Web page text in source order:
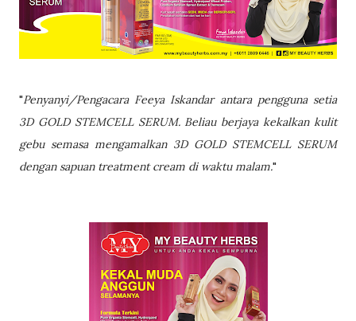
"Penyanyi/Pengacara Feeya Iskandar antara pengguna setia
3D GOLD STEMCELL SERUM. Beliau berjaya kekalkan kulit
gebu semasa mengamalkan 3D GOLD STEMCELL SERUM
dengan sapuan treatment cream di waktu malam."